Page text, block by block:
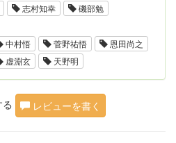
志村知幸
磯部勉
中村悟 菅野祐悟
恩田尚之
虚淵玄 天野明
レビューを書く